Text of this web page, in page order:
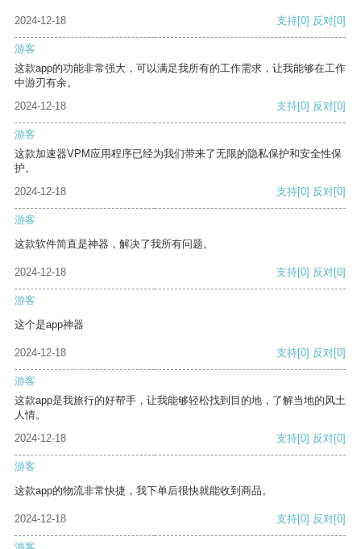
2024-12-18 支持[0] 反对[0]
游客
这款app的功能非常强大，可以满足我所有的工作需求，让我能够在工作
中游刃有余。
2024-12-18
支持[0] 反对[0]
游客
这款加速器VPM应用程序已经为我们带来了无限的隐私保护和安全性保
护。
2024-12-18
支持[0] 反对[0]
游客
这款软件简直是神器，解决了我所有问题。
2024-12-18 支持[0] 反对[0]
游客
这个是app神器
2024-12-18 支持[0] 反对[0]
游客
这款app是我旅行的好帮手，让我能够轻松找到目的地，了解当地的风土
人情。
2024-12-18
支持[0] 反对[0]
游客
这款app的物流非常快捷，我下单后很快就能收到商品。
2024-12-18 支持[0] 反对[0]